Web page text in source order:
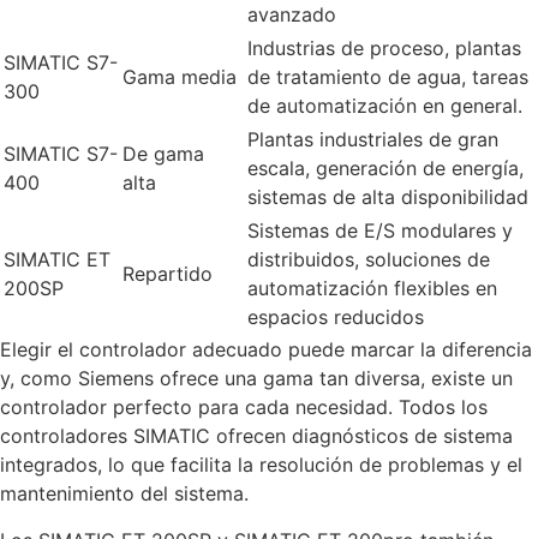
avanzado
SIMATIC S7-
300
Gama media
Industrias de proceso, plantas
de tratamiento de agua, tareas
de automatización en general.
SIMATIC S7-
400
De gama
alta
Plantas industriales de gran
escala, generación de energía,
sistemas de alta disponibilidad
SIMATIC ET
200SP
Repartido
Sistemas de E/S modulares y
distribuidos, soluciones de
automatización flexibles en
espacios reducidos
Elegir el controlador adecuado puede marcar la diferencia
y, como Siemens ofrece una gama tan diversa, existe un
controlador perfecto para cada necesidad. Todos los
controladores SIMATIC ofrecen diagnósticos de sistema
integrados, lo que facilita la resolución de problemas y el
mantenimiento del sistema.